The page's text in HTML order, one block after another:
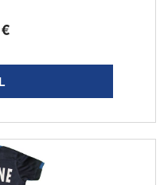
€